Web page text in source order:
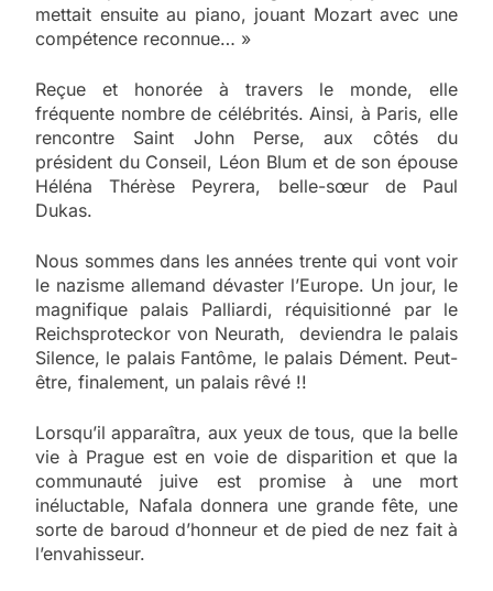
mettait ensuite au piano, jouant Mozart avec une
compétence reconnue… »
Reçue et honorée à travers le monde, elle
fréquente nombre de célébrités. Ainsi, à Paris, elle
rencontre Saint John Perse, aux côtés du
président du Conseil, Léon Blum et de son épouse
Héléna Thérèse Peyrera, belle-sœur de Paul
Dukas.
Nous sommes dans les années trente qui vont voir
le nazisme allemand dévaster l’Europe. Un jour, le
magnifique palais Palliardi, réquisitionné par le
Reichsproteckor von Neurath, deviendra le palais
Silence, le palais Fantôme, le palais Dément. Peut-
être, finalement, un palais rêvé !!
Lorsqu’il apparaîtra, aux yeux de tous, que la belle
vie à Prague est en voie de disparition et que la
communauté juive est promise à une mort
inéluctable, Nafala donnera une grande fête, une
sorte de baroud d’honneur et de pied de nez fait à
l’envahisseur.